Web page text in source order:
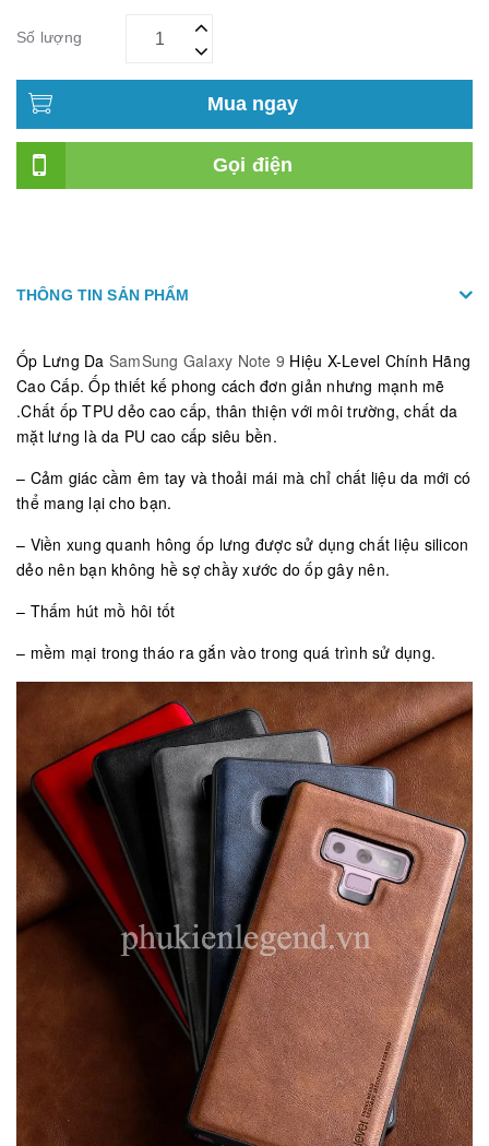
Số lượng
Mua ngay
Gọi điện
THÔNG TIN SẢN PHẨM
Ốp Lưng Da SamSung Galaxy Note 9 Hiệu X-Level Chính Hãng
Cao Cấp. Ốp thiết kế phong cách đơn giản nhưng mạnh mẽ
.Chất ốp TPU dẻo cao cấp, thân thiện với môi trường, chất da
mặt lưng là da PU cao cấp siêu bền.
– Cảm giác cầm êm tay và thoải mái mà chỉ chất liệu da mới có
thể mang lại cho bạn.
– Viền xung quanh hông ốp lưng được sử dụng chất liệu silicon
dẻo nên bạn không hề sợ chầy xước do ốp gây nên.
– Thấm hút mồ hôi tốt
– mềm mại trong tháo ra gắn vào trong quá trình sử dụng.